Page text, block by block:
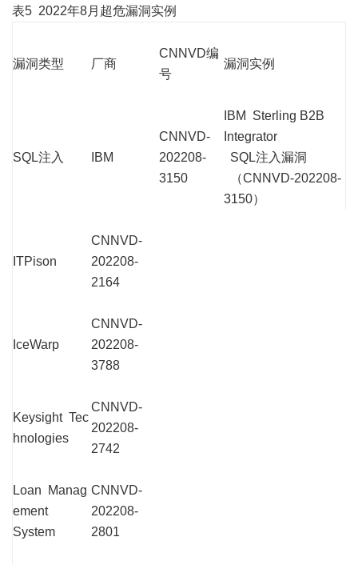
表5 2022年8月超危漏洞实例
漏洞类型 厂商
CNNVD编
号
漏洞实例
SQL注入 IBM
CNNVD-
202208-
3150
IBM Sterling B2B
Integrator
SQL注入漏洞
（CNNVD-202208-
3150）
ITPison
CNNVD-
202208-
2164
IceWarp
CNNVD-
202208-
3788
Keysight Tec
hnologies
CNNVD-
202208-
2742
Loan Manag
ement
System
CNNVD-
202208-
2801